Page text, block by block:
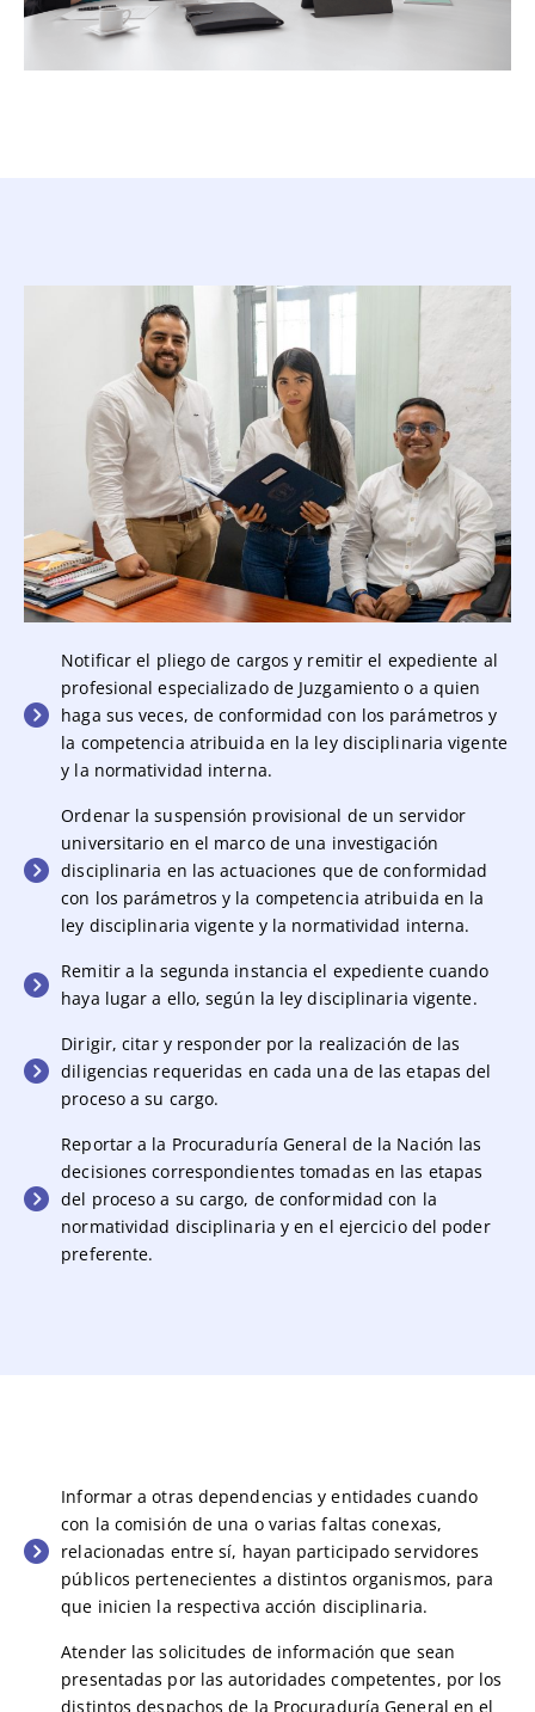
Notificar el pliego de cargos y remitir el expediente al
profesional especializado de Juzgamiento o a quien
haga sus veces, de conformidad con los parámetros y
la competencia atribuida en la ley disciplinaria vigente
y la normatividad interna.
Ordenar la suspensión provisional de un servidor
universitario en el marco de una investigación
disciplinaria en las actuaciones que de conformidad
con los parámetros y la competencia atribuida en la
ley disciplinaria vigente y la normatividad interna.
Remitir a la segunda instancia el expediente cuando
haya lugar a ello, según la ley disciplinaria vigente.
Dirigir, citar y responder por la realización de las
diligencias requeridas en cada una de las etapas del
proceso a su cargo.
Reportar a la Procuraduría General de la Nación las
decisiones correspondientes tomadas en las etapas
del proceso a su cargo, de conformidad con la
normatividad disciplinaria y en el ejercicio del poder
preferente.
Informar a otras dependencias y entidades cuando
con la comisión de una o varias faltas conexas,
relacionadas entre sí, hayan participado servidores
públicos pertenecientes a distintos organismos, para
que inicien la respectiva acción disciplinaria.
Atender las solicitudes de información que sean
presentadas por las autoridades competentes, por los
distintos despachos de la Procuraduría General en el